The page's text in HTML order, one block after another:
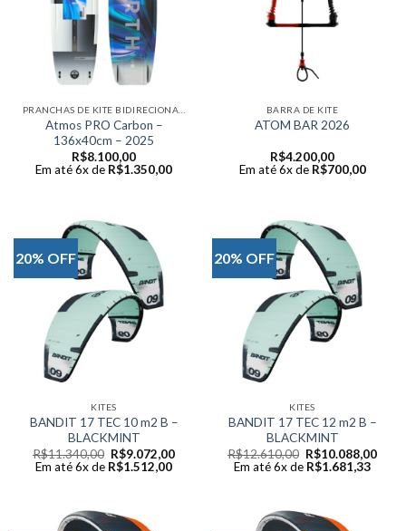
Atmos PRO Carbon –
136x40cm – 2025
R$8.100,00
Em até 6x de R$1.350,00
BARRA DE KITE
ATOM BAR 2026
R$4.200,00
Em até 6x de R$700,00
20% OFF
KITES
BANDIT 17 TEC 10 m2 B –
BLACKMINT
R$11.340,00 Original
price
was:
R$9.072,00Current
Em até 6x de R$1.512,00
20% OFF
KITES
BANDIT 17 TEC 12 m2 B –
BLACKMINT
R$12.610,00 Original
price
was:
R$10.088,00
Em até 6x de R$1.681,33